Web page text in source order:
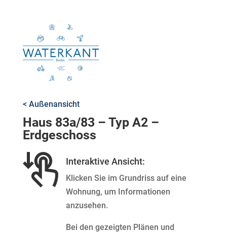
< Außenansicht
Haus 83a/83 – Typ A2 –
Erdgeschoss
Interaktive Ansicht:
Klicken Sie im Grundriss auf eine
Wohnung, um Informationen
anzusehen.
Bei den gezeigten Plänen und